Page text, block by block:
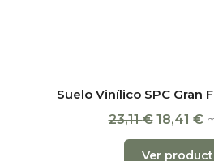
Suelo Vinílico SPC Gran
23,11€ 18,41 €
Ver